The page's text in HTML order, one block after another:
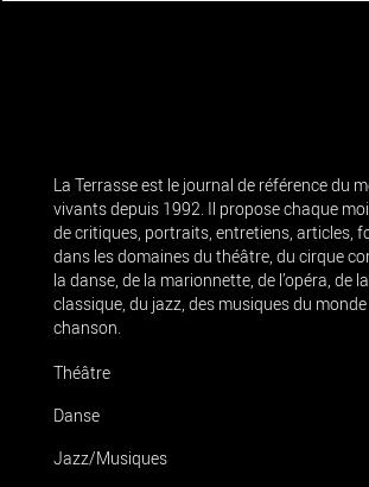
La Terrasse est le journal de référence du
vivants depuis 1992. Il propose chaque
de critiques, portraits, entretiens, articles,
dans les domaines du théâtre, du cirque
la danse, de la marionnette, de l’opéra, de
classique, du jazz, des musiques du monde
chanson.
Théâtre
Danse
Jazz/Musiques